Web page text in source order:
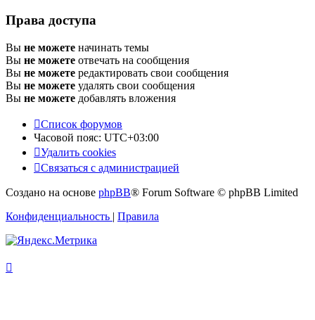
Права доступа
Вы не можете начинать темы
Вы не можете отвечать на сообщения
Вы не можете редактировать свои сообщения
Вы не можете удалять свои сообщения
Вы не можете добавлять вложения
Список форумов
Часовой пояс: UTC+03:00
Удалить cookies
Связаться с администрацией
Создано на основе phpBB® Forum Software © phpBB Limited
Конфиденциальность | Правила